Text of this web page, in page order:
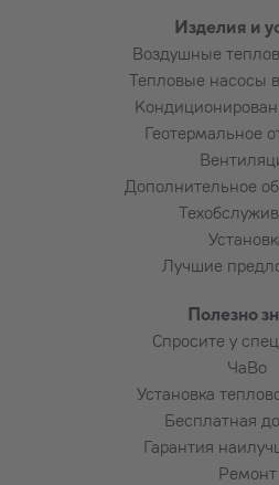
Каменная плита под
Коробы для труб и
длины
Подведение
устройству
Установка автомата
прокладка кабеля до
Пользование
Алмазное сверление
бетона, бутового
красного кирпича и т.
договорённости)
Потребность в
и их расход выясняется
совместно с заказчиком.
Изделия и
Воздушные
Тепловые насосы
Геотермальное
Дополнительное
Лучшие
Полезно
Спросите у
ЧаВо
Установка
Бесплатная
Гарантия
Ремонт